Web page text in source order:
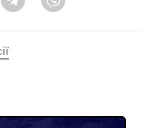
TelegramViber